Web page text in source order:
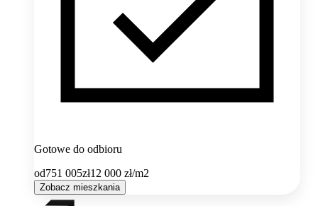
Gotowe do odbioru
od751 005zł12 000 zł/m2
Zobacz mieszkania